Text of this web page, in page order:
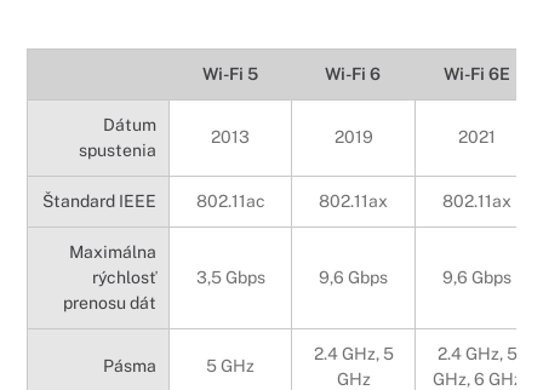
Wi-Fi 5 Wi-Fi 6 Wi-Fi 6E
Dátum
spustenia
2013 2019 2021
Štandard IEEE 802.11ac 802.11ax 802.11ax
Maximálna
rýchlosť
prenosu dát
3,5 Gbps 9,6 Gbps 9,6 Gbps
Pásma 5 GHz
2.4 GHz, 5
GHz
2.4 GHz, 5
GHz, 6 GHz